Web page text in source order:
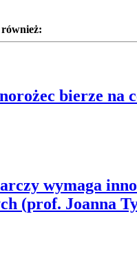
bierze na
wymaga
(prof. Joanna